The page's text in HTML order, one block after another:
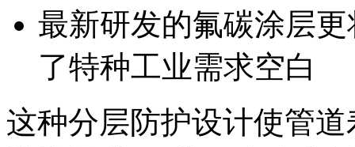
最新研发的氟碳涂层
了特种工业需求空白
这种分层防护设计使管